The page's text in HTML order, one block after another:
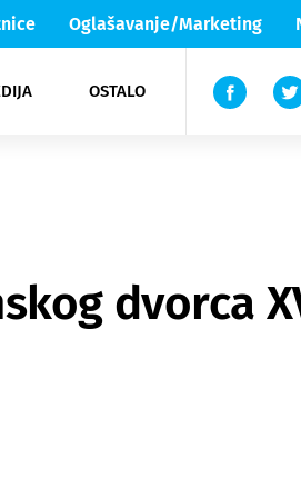
Oglašavanje/Marketing
OSTALO
Lika & Senj
TV
dvorca